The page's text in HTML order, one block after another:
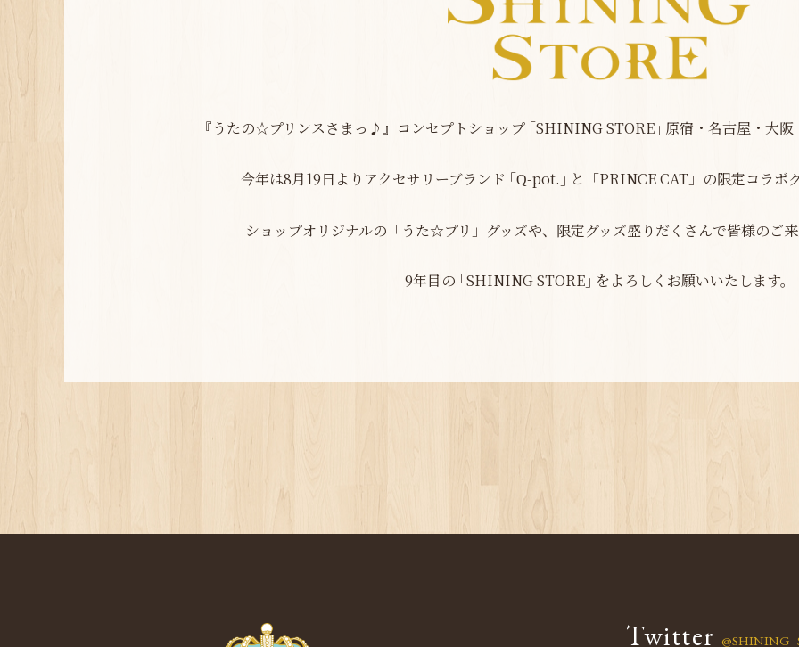
『うたの☆プリンスさまっ♪』 コンセプトショップ｢SHINING STORE｣ 原宿・名古屋・大阪
今年は8月19日より アクセサリーブランド ｢Q-pot.｣ と「PRINCE CAT」の限定コラボ
ショップオリジナルの 「うた☆プリ」グッズや、 限定グッズ盛りだくさんで皆様のご
9年目の ｢SHINING STORE｣ をよろしくお願いいたします。
Twitter